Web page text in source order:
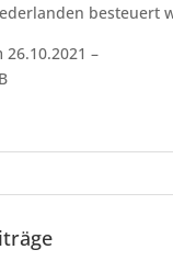
besteuert
26.10.2021 –